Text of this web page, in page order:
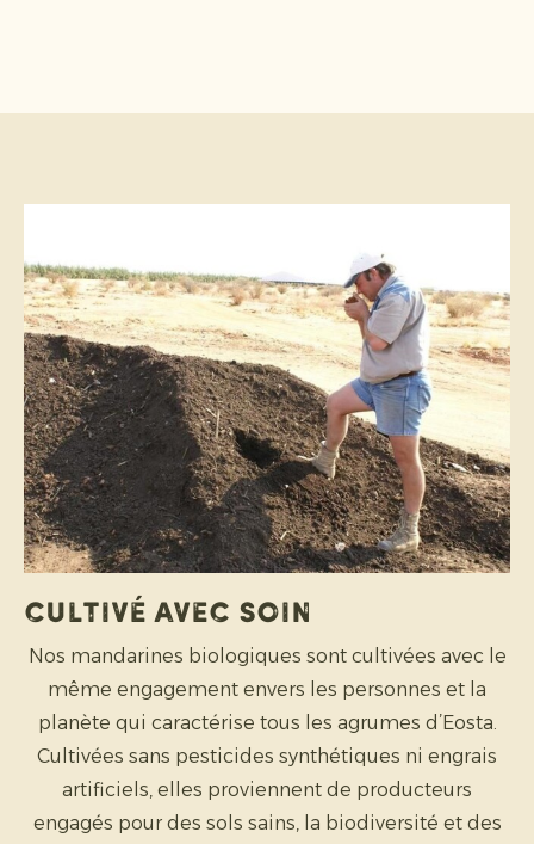
Cultivé avec soin
Nos mandarines biologiques sont cultivées avec le
même engagement envers les personnes et la
planète qui caractérise tous les agrumes d’Eosta.
Cultivées sans pesticides synthétiques ni engrais
artificiels, elles proviennent de producteurs
engagés pour des sols sains, la biodiversité et des